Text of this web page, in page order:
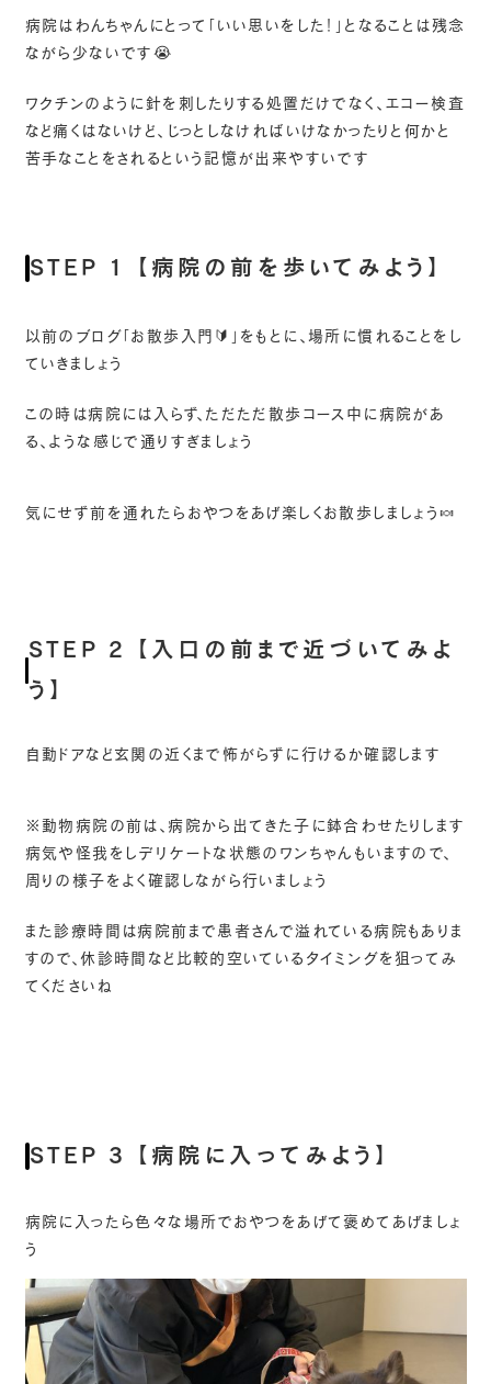
病院はわんちゃんにとって「いい思いをした！」となることは残念
ながら少ないです😭
ワクチンのように針を刺したりする処置だけでなく、エコー検査
など痛くはないけど、じっとしなければいけなかったりと何かと
苦手なことをされるという記憶が出来やすいです
STEP 1 【病院の前を歩いてみよう】
以前のブログ「お散歩入門🔰」をもとに、場所に慣れることをし
ていきましょう
この時は病院には入らず、ただただ散歩コース中に病院があ
る、ような感じで通りすぎましょう
気にせず前を通れたらおやつをあげ楽しくお散歩しましょう🍬
STEP 2 【入口の前まで近づいてみよ
う】
自動ドアなど玄関の近くまで怖がらずに行けるか確認します
※動物病院の前は、病院から出てきた子に鉢合わせたりします
病気や怪我をしデリケートな状態のワンちゃんもいますので、
周りの様子をよく確認しながら行いましょう
また診療時間は病院前まで患者さんで溢れている病院もありま
すので、休診時間など比較的空いているタイミングを狙ってみ
てくださいね
STEP 3 【病院に入ってみよう】
病院に入ったら色々な場所でおやつをあげて褒めてあげましょ
う